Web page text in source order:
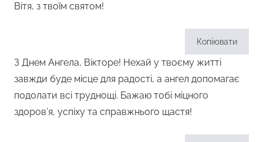
Вітя, з твоїм святом!
Копіювати
З Днем Ангела, Вікторе! Нехай у твоєму житті
завжди буде місце для радості, а ангел допомагає
подолати всі труднощі. Бажаю тобі міцного
здоров’я, успіху та справжнього щастя!